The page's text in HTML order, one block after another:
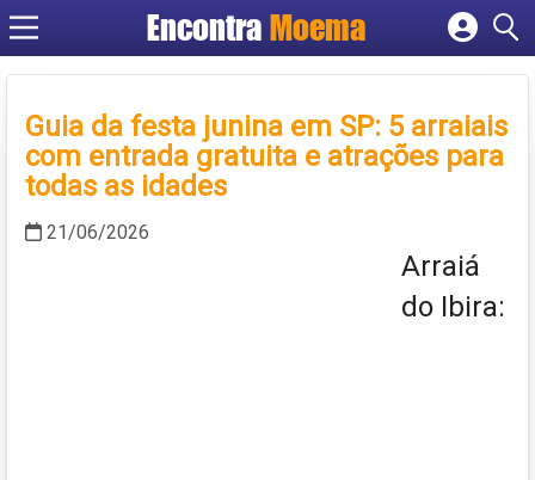
Encontra Moema
Criar conta
Guia da festa junina em SP: 5 arraiais
com entrada gratuita e atrações para
todas as idades
21/06/2026
Arraiá
do Ibira: